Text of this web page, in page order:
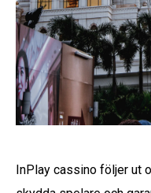
InPlay cassino följer ut